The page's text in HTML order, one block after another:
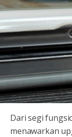
Dari segi
menawarkan